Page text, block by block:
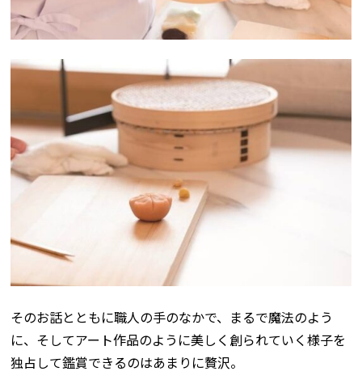
そのお話とともに職人の手のなかで、まるで魔法のよう
に、そしてアート作品のように美しく創られていく様子を
独占して鑑賞できるのはあまりに贅沢。